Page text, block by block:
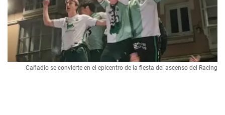
Cañadio se convierte en el epicentro de la fiesta del ascenso del Racing